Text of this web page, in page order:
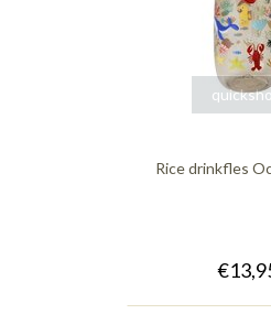
Rice drinkfles